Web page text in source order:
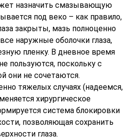
назначить смазывающую
под веко – как правило,
закрыты, мазь полноценно
наружные оболочки глаза,
пленку. В дневное время
пользуются, поскольку с
они не сочетаются.
тяжелых случаях (надеемся,
хирургическое
система блокировки
позволяющая сохранить
глаза.